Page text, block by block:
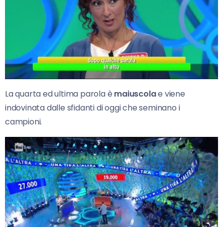
La quarta ed ultima parola è maiuscolae viene
indovinata dalle sfidanti di oggi che seminano i
campioni.